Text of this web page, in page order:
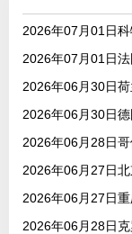
2026年07月01日
2026年07月01日
2026年06月30日
2026年06月30日
2026年06月28日
2026年06月27日
2026年06月27日
2026年06月28日